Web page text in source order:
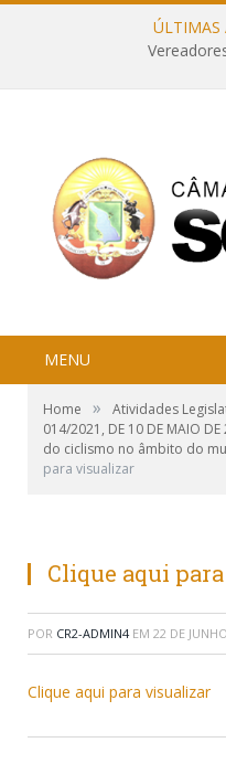
ÚLTIMAS
MENU
Home » Atividades
014/2021, DE 10 DE MAIO
do ciclismo no âmbito do
para visualizar
Clique aqui
POR CR2-ADMIN4 EM 22 DE
Clique aqui para visualizar